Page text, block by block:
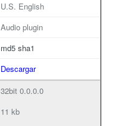
U.S. English
Audio plugin
md5 sha1
Descargar
32bit 0.0.0.0
11 kb